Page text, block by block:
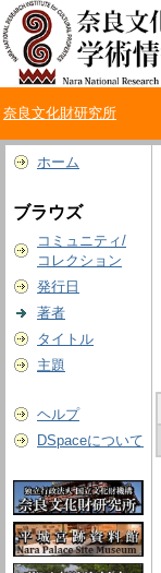
奈良文化財研究所
ホーム
ブラウズ
コミュニティ/
コレクション
発行日
著者
タイトル
主題
ヘルプ
DSpaceについて